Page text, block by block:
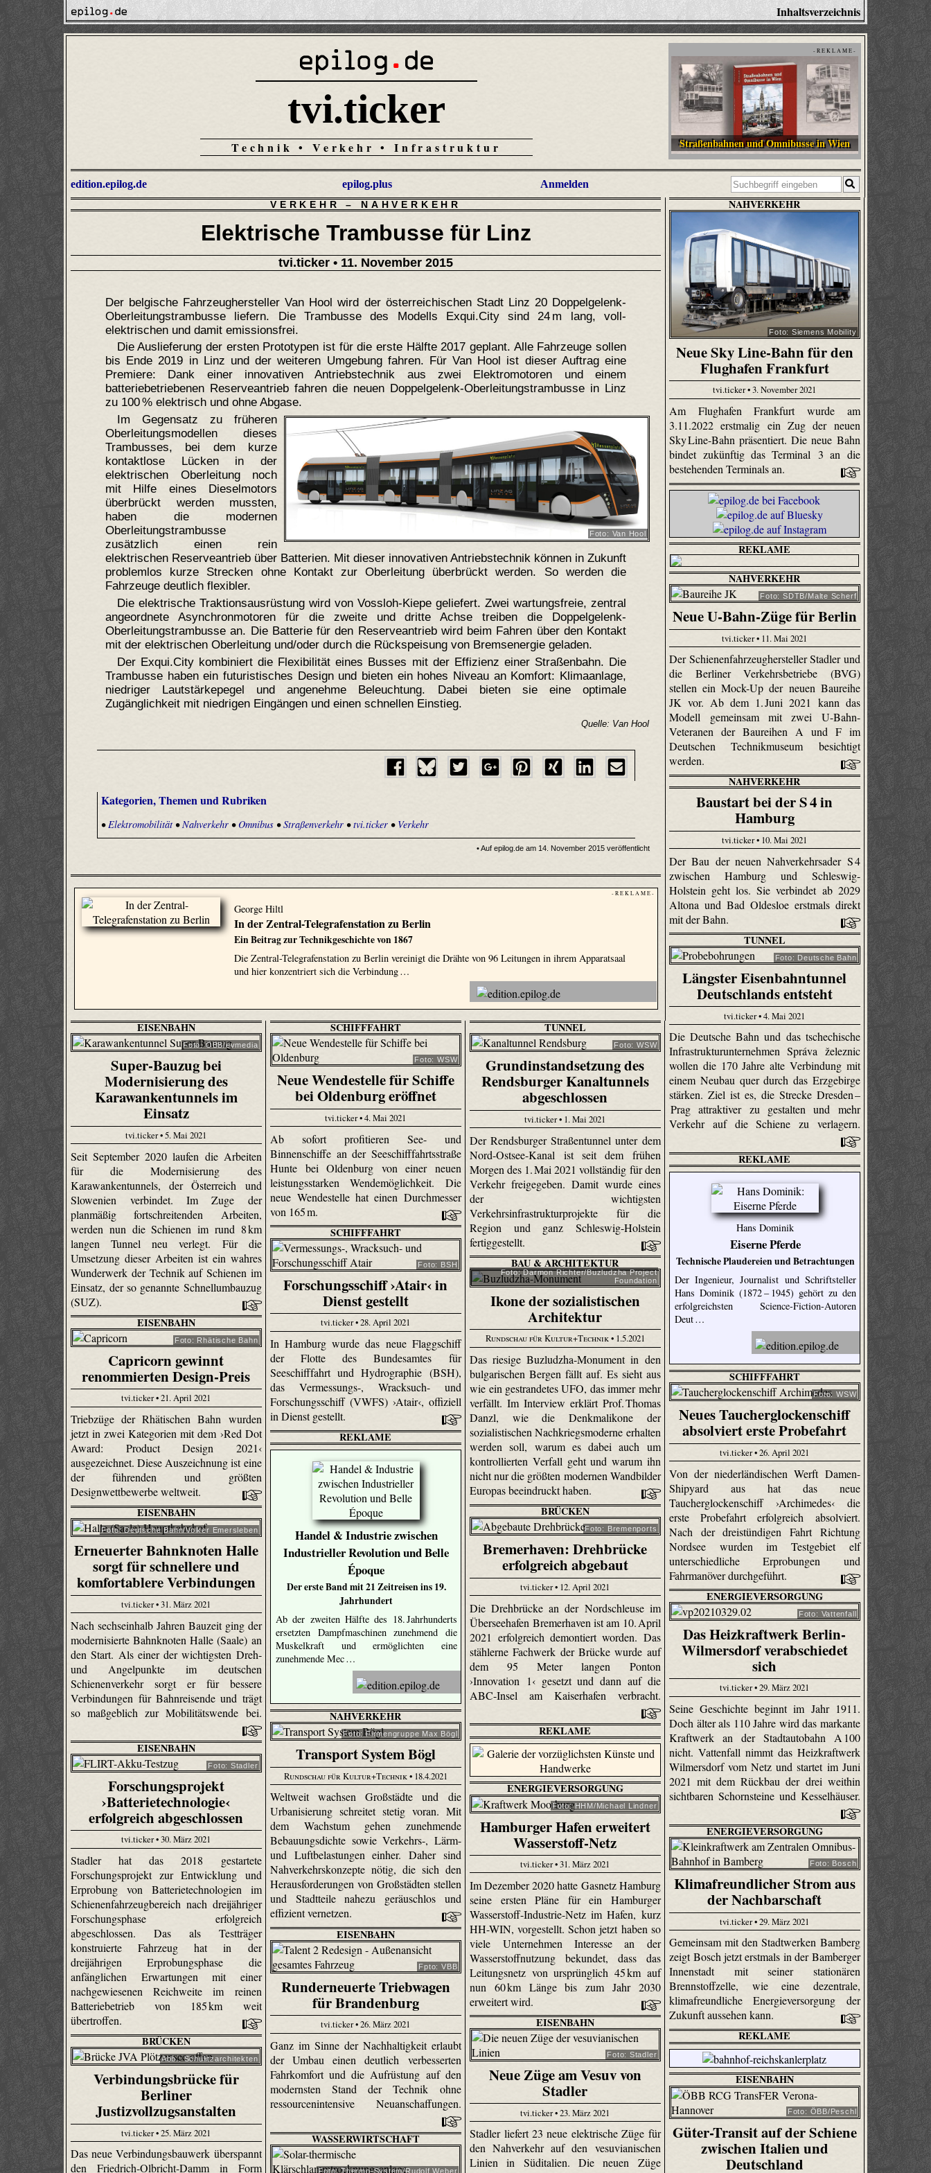
Inhaltsverzeichnis
tvi.ticker
Technik • Verkehr • Infrastruktur
- R E K L A M E -
Straßenbahnen und Omnibusse in Wien
edition.epilog.de epilog.plus Anmelden
VERKEHR – NAHVERKEHR
Elektrische Trambusse für Linz
tvi.ticker • 11. November 2015
Der belgische Fahrzeughersteller Van Hool wird der österreichischen Stadt Linz 20 Doppelgelenk-
Oberleitungstrambusse liefern. Die Trambusse des Modells Exqui.City sind 24 m lang, voll-
elektrischen und damit emissionsfrei.
Die Auslieferung der ersten Prototypen ist für die erste Hälfte 2017 geplant. Alle Fahrzeuge sollen
bis Ende 2019 in Linz und der weiteren Umgebung fahren. Für Van Hool ist dieser Auftrag eine
Premiere: Dank einer innovativen Antriebstechnik aus zwei Elektromotoren und einem
batteriebetriebenen Reserveantrieb fahren die neuen Doppelgelenk-Oberleitungstrambusse in Linz
zu 100 % elektrisch und ohne Abgase.
Foto: Van Hool
Im Gegensatz zu früheren
Oberleitungsmodellen dieses
Trambusses, bei dem kurze
kontaktlose Lücken in der
elektrischen Oberleitung noch
mit Hilfe eines Dieselmotors
überbrückt werden mussten,
haben die modernen
Oberleitungstrambusse
zusätzlich einen rein
elektrischen Reserveantrieb über Batterien. Mit dieser innovativen Antriebstechnik können in Zukunft
problemlos kurze Strecken ohne Kontakt zur Oberleitung überbrückt werden. So werden die
Fahrzeuge deutlich flexibler.
Die elektrische Traktionsausrüstung wird von Vossloh-Kiepe geliefert. Zwei wartungsfreie, zentral
angeordnete Asynchronmotoren für die zweite und dritte Achse treiben die Doppelgelenk-
Oberleitungstrambusse an. Die Batterie für den Reserveantrieb wird beim Fahren über den Kontakt
mit der elektrischen Oberleitung und/oder durch die Rückspeisung von Bremsenergie geladen.
Der Exqui.City kombiniert die Flexibilität eines Busses mit der Effizienz einer Straßenbahn. Die
Trambusse haben ein futuristisches Design und bieten ein hohes Niveau an Komfort: Klimaanlage,
niedriger Lautstärkepegel und angenehme Beleuchtung. Dabei bieten sie eine optimale
Zugänglichkeit mit niedrigen Eingängen und einen schnellen Einstieg.
Quelle: Van Hool
Kategorien, Themen und Rubriken
•Elektromobilität•Nahverkehr •Omnibus •Straßenverkehr •tvi.ticker • Verkehr
• Auf epilog.de am 14. November 2015 veröffentlicht
- R E K L A M E -
George Hiltl
In der Zentral-Telegrafenstation zu Berlin
Ein Beitrag zur Technikgeschichte von 1867
Die Zentral-Telegrafenstation zu Berlin vereinigt die Drähte von 96 Leitungen in ihrem Apparatsaal
und hier konzentriert sich die Verbindung …
NAHVERKEHR
Foto: Siemens Mobility
Neue Sky Line-Bahn für den
Flughafen Frankfurt
tvi.ticker • 3. November 2021
Am Flughafen Frankfurt wurde am
3.11.2022 erstmalig ein Zug der neuen
Sky Line-Bahn präsentiert. Die neue Bahn
bindet zukünftig das Terminal 3 an die
bestehenden Terminals an.
REKLAME
NAHVERKEHR
Foto: SDTB/Malte Scherf
Neue U-Bahn-Züge für Berlin
tvi.ticker • 11. Mai 2021
Der Schienenfahrzeughersteller Stadler und
die Berliner Verkehrsbetriebe (BVG)
stellen ein Mock-Up der neuen Baureihe
JK vor. Ab dem 1. Juni 2021 kann das
Modell gemeinsam mit zwei U-Bahn-
Veteranen der Baureihen A und F im
Deutschen Technikmuseum besichtigt
werden.
NAHVERKEHR
Baustart bei der S 4 in
Hamburg
tvi.ticker • 10. Mai 2021
Der Bau der neuen Nahverkehrsader S 4
zwischen Hamburg und Schleswig-
Holstein geht los. Sie verbindet ab 2029
Altona und Bad Oldesloe erstmals direkt
mit der Bahn.
TUNNEL
Foto: Deutsche Bahn
Längster Eisenbahntunnel
Deutschlands entsteht
tvi.ticker • 4. Mai 2021
Die Deutsche Bahn und das tschechische
Infrastrukturunternehmen Správa železnic
wollen die 170 Jahre alte Verbindung mit
einem Neubau quer durch das Erzgebirge
stärken. Ziel ist es, die Strecke Dresden –
Prag attraktiver zu gestalten und mehr
Verkehr auf die Schiene zu verlagern.
EISENBAHN
Foto: ÖBB/evmedia
Super-Bauzug bei
Modernisierung des
Karawankentunnels im
Einsatz
tvi.ticker • 5. Mai 2021
Seit September 2020 laufen die Arbeiten
für die Modernisierung des
Karawankentunnels, der Österreich und
Slowenien verbindet. Im Zuge der
planmäßig fortschreitenden Arbeiten,
werden nun die Schienen im rund 8 km
langen Tunnel neu verlegt. Für die
Umsetzung dieser Arbeiten ist ein wahres
Wunderwerk der Technik auf Schienen im
Einsatz, der so genannte Schnellumbauzug
(SUZ).
SCHIFFFAHRT
Foto: WSW
Neue Wendestelle für Schiffe
bei Oldenburg eröffnet
tvi.ticker • 4. Mai 2021
Ab sofort profitieren See- und
Binnenschiffe an der Seeschifffahrtsstraße
Hunte bei Oldenburg von einer neuen
leistungsstarken Wendemöglichkeit. Die
neue Wendestelle hat einen Durchmesser
von 165 m.
TUNNEL
Foto: WSW
Grundinstandsetzung des
Rendsburger Kanaltunnels
abgeschlossen
tvi.ticker • 1. Mai 2021
Der Rendsburger Straßentunnel unter dem
Nord-Ostsee-Kanal ist seit dem frühen
Morgen des 1. Mai 2021 vollständig für den
Verkehr freigegeben. Damit wurde eines
der wichtigsten
Verkehrsinfrastrukturprojekte für die
Region und ganz Schleswig-Holstein
fertiggestellt.
REKLAME
Hans Dominik
Eiserne Pferde
Technische Plaudereien und Betrachtungen
Der Ingenieur, Journalist und Schriftsteller
Hans Dominik (1872 – 1945) gehört zu den
erfolgreichsten Science-Fiction-Autoren
Deut …
SCHIFFFAHRT
Foto: WSW
Neues Taucherglockenschiff
absolviert erste Probefahrt
tvi.ticker • 26. April 2021
Von der niederländischen Werft Damen-
Shipyard aus hat das neue
Taucherglockenschiff ›Archimedes‹ die
erste Probefahrt erfolgreich absolviert.
Nach der dreistündigen Fahrt Richtung
Nordsee wurden im Testgebiet elf
unterschiedliche Erprobungen und
Fahrmanöver durchgeführt.
SCHIFFFAHRT
Foto: BSH
Forschungsschiff ›Atair‹ in
Dienst gestellt
tvi.ticker • 28. April 2021
In Hamburg wurde das neue Flaggschiff
der Flotte des Bundesamtes für
Seeschifffahrt und Hydrographie (BSH),
das Vermessungs-, Wracksuch- und
Forschungsschiff (VWFS) ›Atair‹, offiziell
in Dienst gestellt.
BAU & ARCHITEKTUR
Foto: Darmon Richter/Buzludzha Project
Foundation
Ikone der sozialistischen
Architektur
Rundschau für Kultur+Technik• 1.5.2021
Das riesige Buzludzha-Monument in den
bulgarischen Bergen fällt auf. Es sieht aus
wie ein gestrandetes UFO, das immer mehr
verfällt. Im Interview erklärt Prof. Thomas
Danzl, wie die Denkmalikone der
sozialistischen Nachkriegsmoderne erhalten
werden soll, warum es dabei auch um
kontrollierten Verfall geht und warum ihn
nicht nur die größten modernen Wandbilder
Europas beeindruckt haben.
EISENBAHN
Foto: Rhätische Bahn
Capricorn gewinnt
renommierten Design-Preis
tvi.ticker • 21. April 2021
Triebzüge der Rhätischen Bahn wurden
jetzt in zwei Kategorien mit dem ›Red Dot
Award: Product Design 2021‹
ausgezeichnet. Diese Auszeichnung ist eine
der führenden und größten
Designwettbewerbe weltweit.
REKLAME
Handel & Industrie zwischen
Industrieller Revolution und Belle
Époque
Der erste Band mit 21 Zeitreisen ins 19.
Jahrhundert
Ab der zweiten Hälfte des 18. Jahrhunderts
ersetzten Dampfmaschinen zunehmend die
Muskelkraft und ermöglichten eine
zunehmende Mec …
NAHVERKEHR
Foto: Firmengruppe Max Bögl
Transport System Bögl
Rundschau für Kultur+Technik• 18.4.2021
Weltweit wachsen Großstädte und die
Urbanisierung schreitet stetig voran. Mit
dem Wachstum gehen zunehmende
Bebauungsdichte sowie Verkehrs-, Lärm-
und Luftbelastungen einher. Daher sind
Nahverkehrskonzepte nötig, die sich den
Herausforderungen von Großstädten stellen
und Stadtteile nahezu geräuschlos und
effizient vernetzen.
BRÜCKEN
Foto: Bremenports
Bremerhaven: Drehbrücke
erfolgreich abgebaut
tvi.ticker • 12. April 2021
Die Drehbrücke an der Nordschleuse im
Überseehafen Bremerhaven ist am 10. April
2021 erfolgreich demontiert worden. Das
stählerne Fachwerk der Brücke wurde auf
dem 95 Meter langen Ponton
›Innovation 1‹ gesetzt und dann auf die
ABC-Insel am Kaiserhafen verbracht.
EISENBAHN
Foto: Deutsche Bahn/Volker Emersleben
Erneuerter Bahnknoten Halle
sorgt für schnellere und
komfortablere Verbindungen
tvi.ticker • 31. März 2021
Nach sechseinhalb Jahren Bauzeit ging der
modernisierte Bahnknoten Halle (Saale) an
den Start. Als einer der wichtigsten Dreh-
und Angelpunkte im deutschen
Schienenverkehr sorgt er für bessere
Verbindungen für Bahnreisende und trägt
so maßgeblich zur Mobilitätswende bei.
ENERGIEVERSORGUNG
Foto: Vattenfall
Das Heizkraftwerk Berlin-
Wilmersdorf verabschiedet
sich
tvi.ticker • 29. März 2021
Seine Geschichte beginnt im Jahr 1911.
Doch älter als 110 Jahre wird das markante
Kraftwerk an der Stadtautobahn A 100
nicht. Vattenfall nimmt das Heizkraftwerk
Wilmersdorf vom Netz und startet im Juni
2021 mit dem Rückbau der drei weithin
sichtbaren Schornsteine und Kesselhäuser.
REKLAME
ENERGIEVERSORGUNG
Foto: HHM/Michael Lindner
Hamburger Hafen erweitert
Wasserstoff-Netz
tvi.ticker • 31. März 2021
Im Dezember 2020 hatte Gasnetz Hamburg
seine ersten Pläne für ein Hamburger
Wasserstoff-Industrie-Netz im Hafen, kurz
HH-WIN, vorgestellt. Schon jetzt haben so
viele Unternehmen Interesse an der
Wasserstoffnutzung bekundet, dass das
Leitungsnetz von ursprünglich 45 km auf
nun 60 km Länge bis zum Jahr 2030
erweitert wird.
EISENBAHN
Foto: Stadler
Forschungsprojekt
›Batterietechnologie‹
erfolgreich abgeschlossen
tvi.ticker • 30. März 2021
Stadler hat das 2018 gestartete
Forschungsprojekt zur Entwicklung und
Erprobung von Batterietechnologien im
Schienenfahrzeugbereich nach dreijähriger
Forschungsphase erfolgreich
abgeschlossen. Das als Testträger
konstruierte Fahrzeug hat in der
dreijährigen Erprobungsphase die
anfänglichen Erwartungen mit einer
nachgewiesenen Reichweite im reinen
Batteriebetrieb von 185 km weit
übertroffen.
ENERGIEVERSORGUNG
Foto: Bosch
Klimafreundlicher Strom aus
der Nachbarschaft
tvi.ticker • 29. März 2021
Gemeinsam mit den Stadtwerken Bamberg
zeigt Bosch jetzt erstmals in der Bamberger
Innenstadt mit seiner stationären
Brennstoffzelle, wie eine dezentrale,
klimafreundliche Energieversorgung der
Zukunft aussehen kann.
EISENBAHN
Fpto: VBB
Runderneuerte Triebwagen
für Brandenburg
tvi.ticker • 26. März 2021
Ganz im Sinne der Nachhaltigkeit erlaubt
der Umbau einen deutlich verbesserten
Fahrkomfort und die Aufrüstung auf den
modernsten Stand der Technik ohne
ressourcenintensive Neuanschaffungen.
EISENBAHN
Foto: Stadler
Neue Züge am Vesuv von
Stadler
tvi.ticker • 23. März 2021
Stadler liefert 23 neue elektrische Züge für
den Nahverkehr auf den vesuvianischen
Linien in Süditalien. Die neuen Züge
REKLAME
EISENBAHN
Foto: ÖBB/Peschl
Güter-Transit auf der Schiene
zwischen Italien und
Deutschland
BRÜCKEN
Abb.: Schulitzarchitekten
Verbindungsbrücke für
Berliner
Justizvollzugsanstalten
tvi.ticker • 25. März 2021
Das neue Verbindungsbauwerk überspannt
den Friedrich-Olbricht-Damm in Form
WASSERWIRTSCHAFT
Foto: Thermo-System/Rudolf Weber